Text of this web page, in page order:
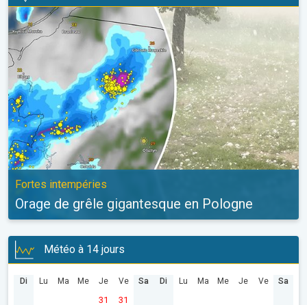
Orage de grêle gigantesque en Pologne. Fortes intempéries. . .
Fortes intempéries
Orage de grêle gigantesque en Pologne
Météo à 14 jours
Di Lu Ma Me Je
31
Ve
31
Sa Di Lu Ma Me Je Ve Sa